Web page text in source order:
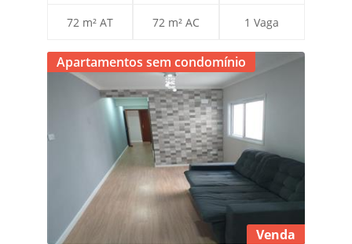
72 m² AT 72 m² AC 1 Vaga
Apartamentos sem condomínio
Venda